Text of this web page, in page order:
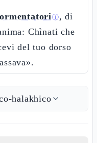
ⓘ, di
Chìnati che
del tuo dorso
halakhico